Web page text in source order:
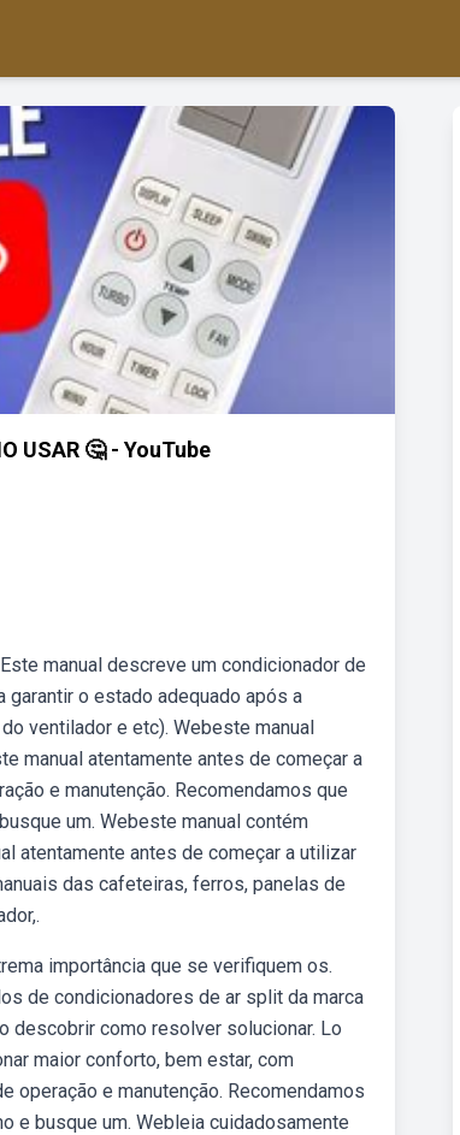
USAR 🤔 - YouTube
manual descreve um condicionador de
o estado adequado após a
ventilador e etc). Webeste manual
manual atentamente antes de começar a
e manutenção. Recomendamos que
um. Webeste manual contém
atentamente antes de começar a utilizar
das cafeteiras, ferros, panelas de
importância que se verifiquem os.
de condicionadores de ar split da marca
descobrir como resolver solucionar. Lo
maior conforto, bem estar, com
operação e manutenção. Recomendamos
e busque um. Webleia cuidadosamente